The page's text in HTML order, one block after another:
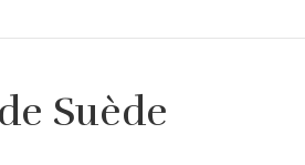
Suède